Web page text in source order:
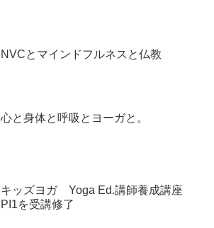
NVCとマインドフルネスと仏教
心と身体と呼吸とヨーガと。
キッズヨガ Yoga Ed.講師養成講座
PI1を受講修了